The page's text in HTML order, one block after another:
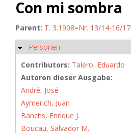
Con mi sombra
Parent: T. 3.1908=Nr. 13/14-16/17
Hide
Personen
Contributors: Talero, Eduardo
Autoren dieser Ausgabe:
André, José
Aymerich, Juan
Banchs, Enrique J.
Boucau, Salvador M.